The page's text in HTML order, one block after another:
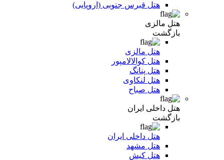
هتل قبرس جنوبی (اروپایی)
هتل مالزی
بازگشت
هتل مالزی
هتل کوالالامپور
هتل پنانگ
هتل لنکاوی
هتل صباح
هتل داخلی ایران
بازگشت
هتل داخلی ایران
هتل مشهد
هتل کیش